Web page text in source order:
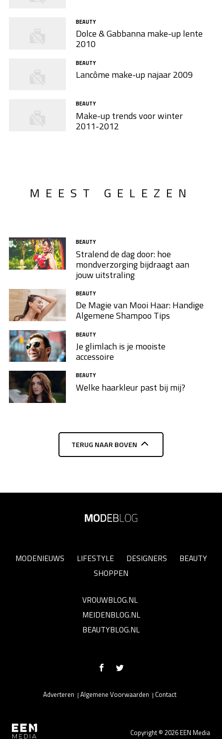
BEAUTY
Dolce & Gabbanna make-up lente
2010
BEAUTY
Lancôme make-up najaar 2009
BEAUTY
Make-up trends voor winter
2011-2012
MEEST GELEZEN
BEAUTY
Stralend de dag door: hoe
mondverzorging bijdraagt aan
jouw uitstraling
BEAUTY
De Magie van Mooi Haar: Handige
Algemene Shampoo Tips
BEAUTY
Je glimlach is je mooiste
accessoire
BEAUTY
Welke haarkleur past bij mij?
TERUG NAAR BOVEN
MODENIEUWS LIFESTYLE DESIGNERS
BEAUTY
SHOPPEN
VROUWBLOG.NL
MEIDENBLOG.NL
BEAUTYBLOG.NL
Copyright © 2026 EEN Media
Adverteren Algemene Voorwaarden Contact